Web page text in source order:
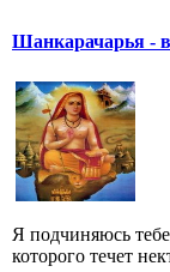
Шанкарачарья -
Я подчиняюсь
которого течет